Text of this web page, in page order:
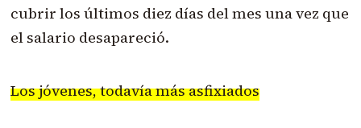
cubrir los últimos diez días del mes una vez que
el salario desapareció.
Los jóvenes, todavía más asfixiados